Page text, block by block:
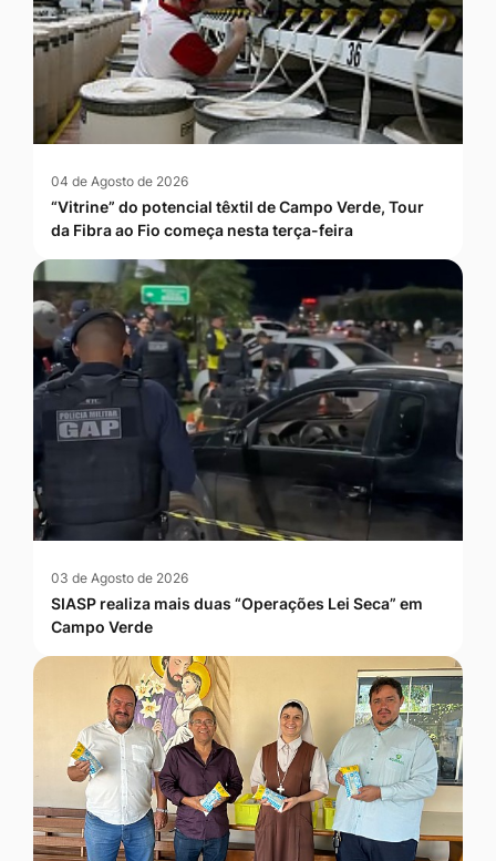
04 de Agosto de 2026
“Vitrine” do potencial têxtil de Campo Verde, Tour
da Fibra ao Fio começa nesta terça-feira
03 de Agosto de 2026
SIASP realiza mais duas “Operações Lei Seca” em
Campo Verde